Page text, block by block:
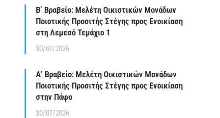
Β’ Βραβείο: Μελέτη Οικιστικών Μονάδων
Ποιοτικής Προσιτής Στέγης προς Ενοικίαση
στη Λεμεσό Τεμάχιο 1
30/07/2026
Α’ Βραβείο: Μελέτη Οικιστικών Μονάδων
Ποιοτικής Προσιτής Στέγης προς Ενοικίαση
στην Πάφο
30/07/2026